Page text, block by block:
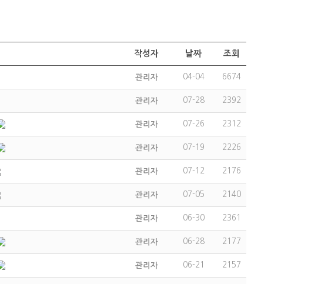
작성자 날짜 조회
관리자 04-04 6674
관리자 07-28 2392
관리자 07-26 2312
관리자 07-19 2226
관리자 07-12 2176
관리자 07-05 2140
관리자 06-30 2361
관리자 06-28 2177
관리자 06-21 2157